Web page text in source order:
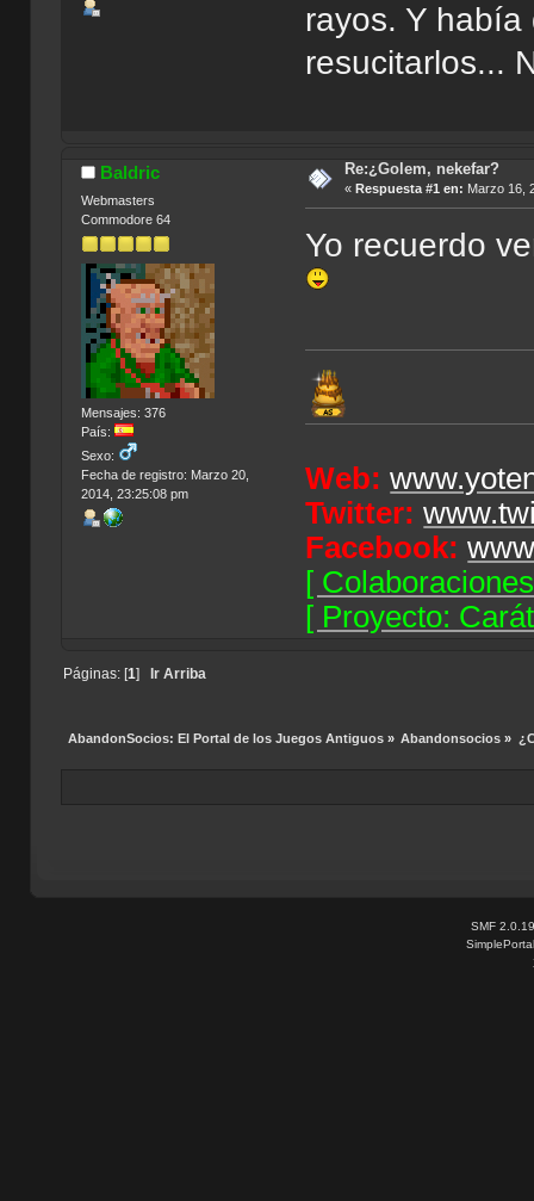
rayos. Y
resucitarlos...
Baldric
Webmasters
Commodore 64
Mensajes: 376
País:
Sexo:
Fecha de registro: Marzo 20,
2014, 23:25:08 pm
Re:¿Golem, nekefar?
« Respuesta #1 en: Marzo 16,
Yo recuerdo
Web:
Twitter:
Facebook:
[
[ Proyecto:
Páginas: [1] Ir Arriba
AbandonSocios: El Portal de los Juegos Antiguos» Abandonsocios »
SMF 2.0.19